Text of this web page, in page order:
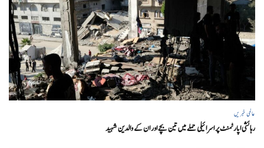
عالمی خبریں
رہائشی اپارٹمنٹ پر اسرائیلی حملے میں تین بچے اور ان کے والدین شہید